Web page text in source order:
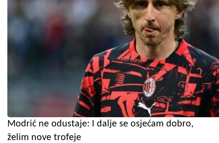
Modrić ne odustaje: I dalje se osjećam dobro,
želim nove trofeje